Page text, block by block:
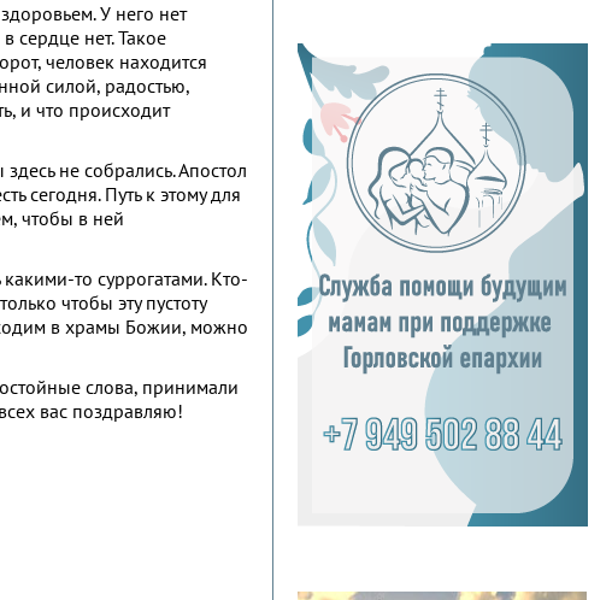
У него нет
сердце нет. Такое
человек находится
силой, радостью,
и что происходит
не собрались. Апостол
сегодня. Путь к этому для
чтобы в ней
какими-то суррогатами. Кто-
чтобы эту пустоту
в храмы Божии, можно
слова, принимали
вас поздравляю!